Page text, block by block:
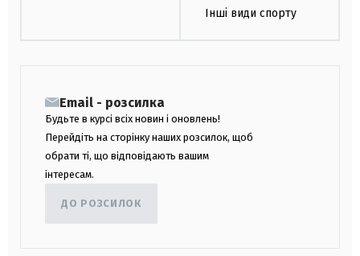
Інші види спорту
Email - розсилка
Будьте в курсі всіх новин і оновлень!
Перейдіть на сторінку наших розсилок, щоб
обрати ті, що відповідають вашим
інтересам.
ДО РОЗСИЛОК